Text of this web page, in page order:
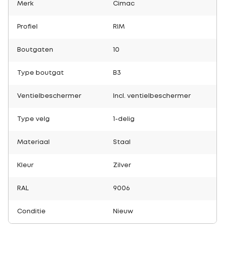
Merk Cimac
Profiel RIM
Boutgaten 10
Type boutgat B3
Ventielbeschermer Incl. ventielbeschermer
Type velg 1-delig
Materiaal Staal
Kleur Zilver
RAL 9006
Conditie Nieuw